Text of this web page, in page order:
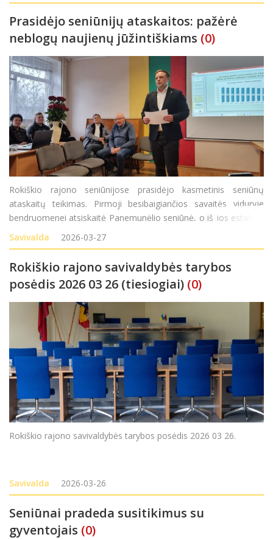
Prasidėjo seniūnijų ataskaitos: pažėrė
neblogų naujienų jūžintiškiams (0)
Rokiškio rajono seniūnijose prasidėjo kasmetinis seniūnų
ataskaitų teikimas. Pirmoji besibaigiančios savaitės viduryje
bendruomenei atsiskaitė Panemunėlio seniūnė, o iš jos estafetę
perėmė Jūžintų seniūnas Vytautas Stakys, ketvirtadienį
gyventojus pakvietęs susitikti seniūnijos salytėj
Savivalda 2026-03-27
Rokiškio rajono savivaldybės tarybos
posėdis 2026 03 26 (tiesiogiai) (0)
Rokiškio rajono savivaldybės tarybos posėdis 2026 03 26.
Savivalda 2026-03-26
Seniūnai pradeda susitikimus su
gyventojais (0)